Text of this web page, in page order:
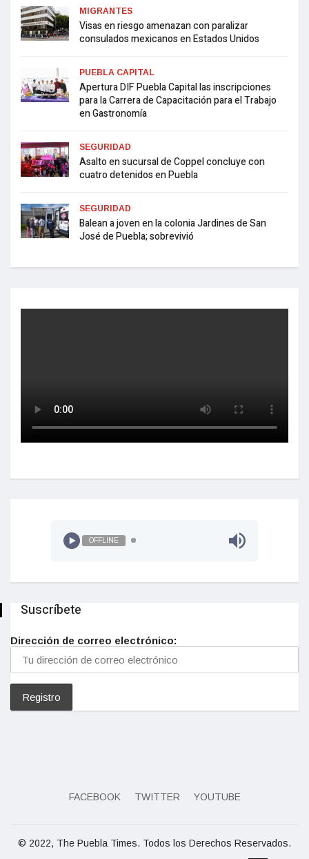
MIGRANTES
Visas en riesgo amenazan con paralizar
consulados mexicanos en Estados Unidos
PUEBLA CAPITAL
Apertura DIF Puebla Capital las inscripciones
para la Carrera de Capacitación para el Trabajo
en Gastronomía
SEGURIDAD
Asalto en sucursal de Coppel concluye con
cuatro detenidos en Puebla
SEGURIDAD
Balean a joven en la colonia Jardines de San
José de Puebla; sobrevivió
OFFLINE
Suscríbete
Dirección de correo electrónico:
FACEBOOK TWITTER YOUTUBE
© 2022, The Puebla Times. Todos los Derechos Reservados.